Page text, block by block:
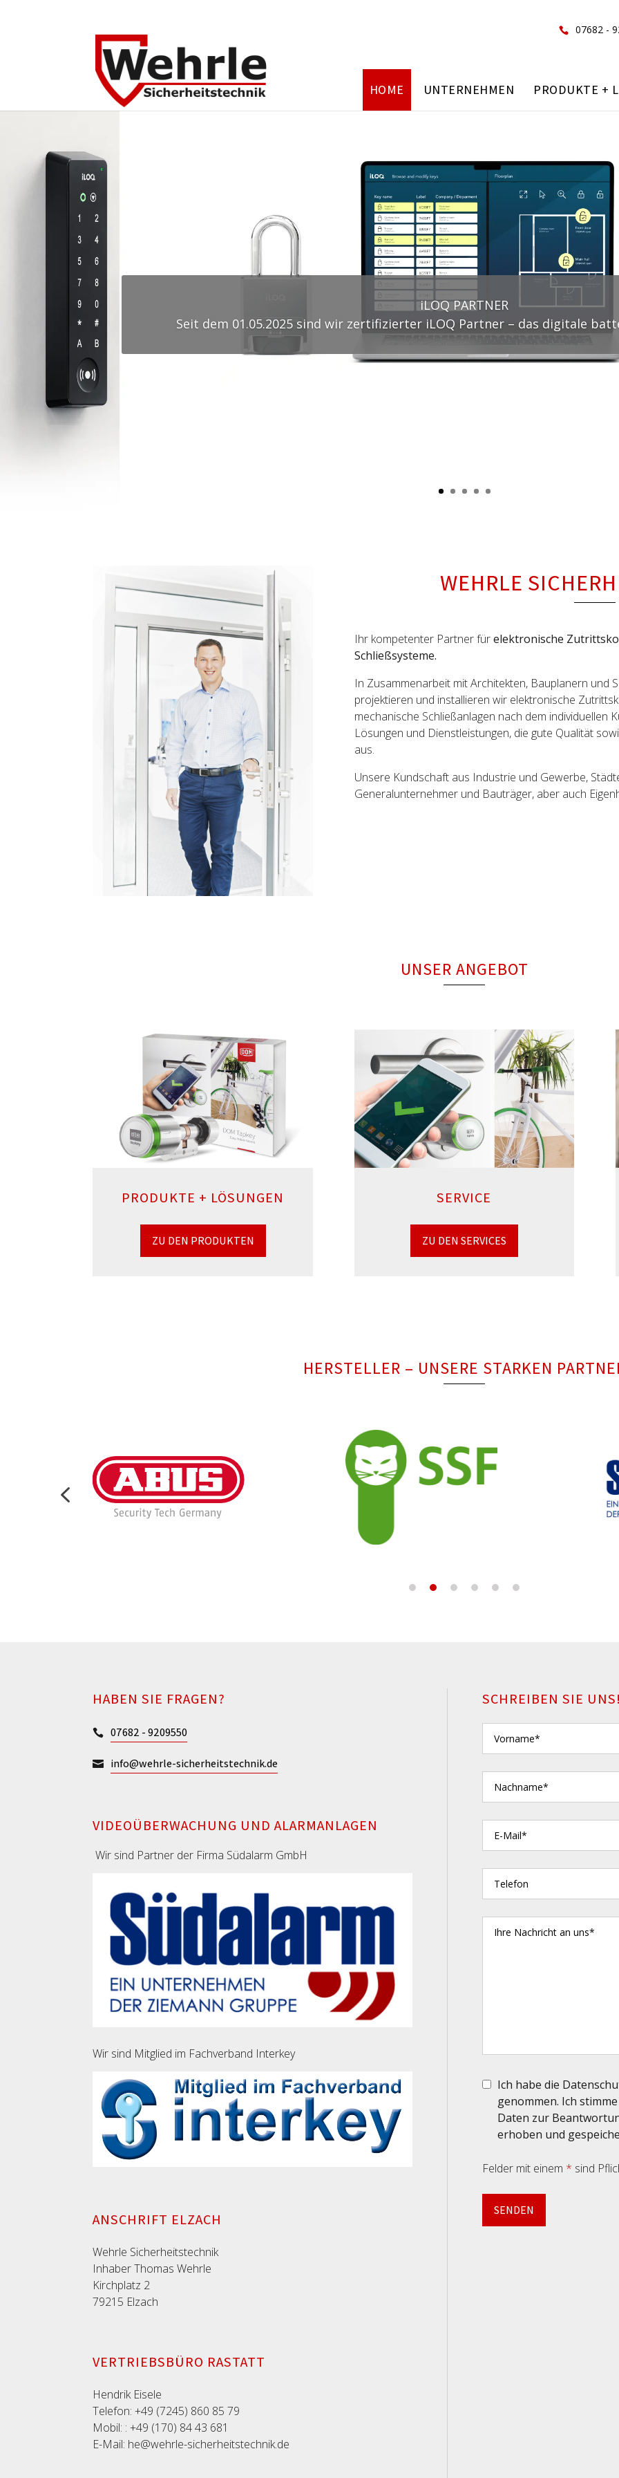
07682 -
HOME UNTERNEHMEN PRODUKTE +
iLOQ PARTNER
Seit dem 01.05.2025 sind wir zertifizierter iLOQ Partner – das digitale
WEHRLE
Ihr kompetenter Partner fürelektronische
Schließsysteme.
In Zusammenarbeit mit Architekten, Bauplanern und
projektieren und installieren wir elektronische
mechanische Schließanlagen nach dem individuellen
Lösungen und Dienstleistungen, die gute Qualität
aus.
Unsere Kundschaft aus Industrie und Gewerbe,
Generalunternehmer und Bauträger, aber auch
UNSER ANGEBOT
PRODUKTE + LÖSUNGEN
ZU DEN PRODUKTEN
SERVICE
ZU DEN SERVICES
HERSTELLER – UNSERE STARKEN
HABEN SIE FRAGEN?
 07682 - 9209550
 info@wehrle-sicherheitstechnik.de
VIDEOÜBERWACHUNG UND ALARMANLAGEN
Wir sind Partner der Firma Südalarm GmbH
Wir sind Mitglied im Fachverband Interkey
ANSCHRIFT ELZACH
Wehrle Sicherheitstechnik
Inhaber Thomas Wehrle
Kirchplatz 2
79215 Elzach
VERTRIEBSBÜRO RASTATT
Hendrik Eisele
Telefon: +49 (7245) 860 85 79
Mobil: : +49 (170) 84 43 681
E-Mail: he@wehrle-sicherheitstechnik.de
SCHREIBEN SIE
Ich habe die
genommen. Ich
Daten zur
erhoben und
Felder mit einem * sind